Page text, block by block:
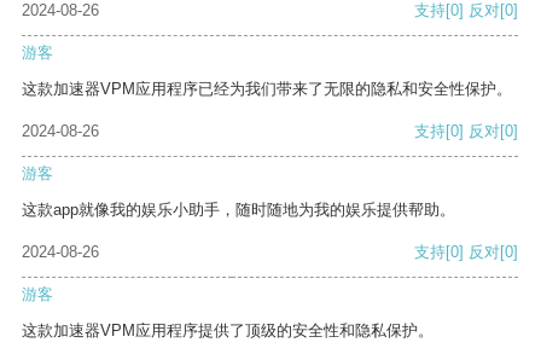
2024-08-26 支持[0] 反对[0]
游客
这款加速器VPM应用程序已经为我们带来了无限的隐私和安全性保护。
2024-08-26 支持[0] 反对[0]
游客
这款app就像我的娱乐小助手，随时随地为我的娱乐提供帮助。
2024-08-26 支持[0] 反对[0]
游客
这款加速器VPM应用程序提供了顶级的安全性和隐私保护。